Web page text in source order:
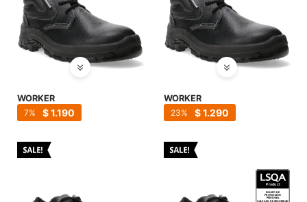
WORKER
$1.190
7
WORKER
$1.290
23